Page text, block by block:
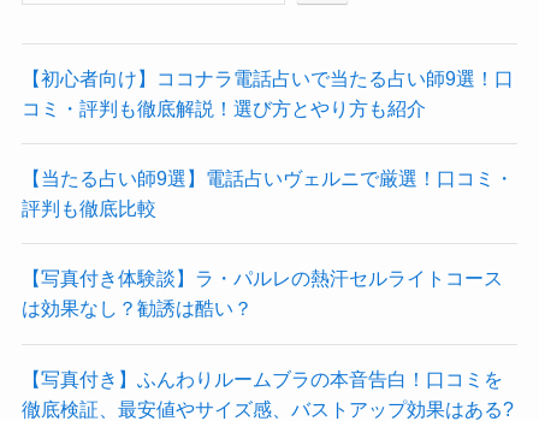
【初心者向け】ココナラ電話占いで当たる占い師9選！口
コミ・評判も徹底解説！選び方とやり方も紹介
【当たる占い師9選】電話占いヴェルニで厳選！口コミ・
評判も徹底比較
【写真付き体験談】ラ・パルレの熱汗セルライトコース
は効果なし？勧誘は酷い？
【写真付き】ふんわりルームブラの本音告白！口コミを
徹底検証、最安値やサイズ感、バストアップ効果はある?